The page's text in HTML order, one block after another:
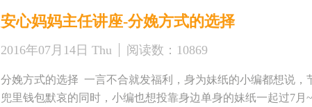
汤俊老师的课程，还有友谊路店护理部赵梅主任的课程，给各
间：2016年7月23日星期六下午4点—5点 主讲人：营养专家—汤
程内容：孕期食品安全 活动地点：西安市安心妈妈月子中心高
所3楼安心妈妈月子中心 公交路线：4路、220路、210路、28路
安心妈妈主任讲座-分娩方式的选择
2016年07月14日 Thu 阅读数： 10869
分娩方式的选择 一言不合就发福利，身为妹纸的小编都想说，
兜里钱包默哀的同时，小编也想投靠身边单身的妹纸一起过7